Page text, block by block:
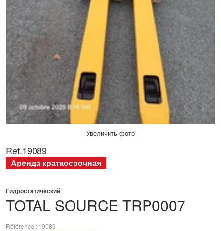
Увеличить фото
TOTAL SOURCE TRP0007
Гидростатический
Référence
19089
Ref.19089
Аренда краткосрочная